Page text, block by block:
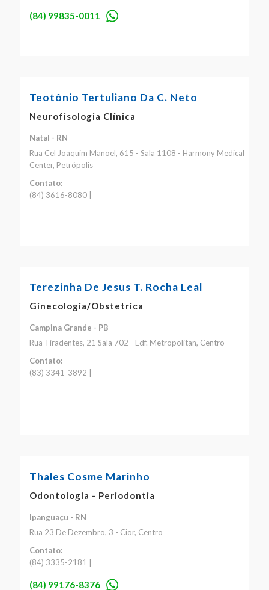
(84) 99835-0011
Teotônio Tertuliano Da C. Neto
Neurofisologia Clínica
Natal - RN
Rua Cel Joaquim Manoel, 615 - Sala 1108 - Harmony Medical
Center, Petrópolis
Contato:
(84) 3616-8080 |
Terezinha De Jesus T. Rocha Leal
Ginecologia/Obstetrica
Campina Grande - PB
Rua Tiradentes, 21 Sala 702 - Edf. Metropolitan, Centro
Contato:
(83) 3341-3892 |
Thales Cosme Marinho
Odontologia - Periodontia
Ipanguaçu - RN
Rua 23 De Dezembro, 3 - Cior, Centro
Contato:
(84) 3335-2181 |
(84) 99176-8376